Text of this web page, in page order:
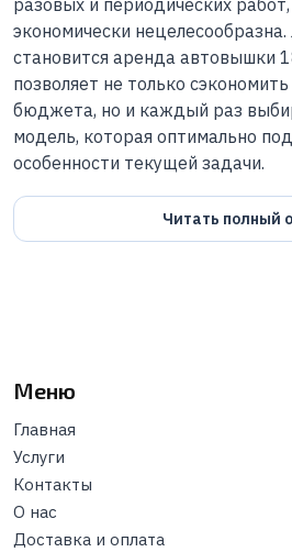
разовых и периодических
экономически
становится аренда автовышки
позволяет не только
бюджета, но и каждый раз
модель, которая оптимально
особенности текущей задачи.
Читать полный
Меню
Главная
Услуги
Контакты
О нас
Доставка и оплата